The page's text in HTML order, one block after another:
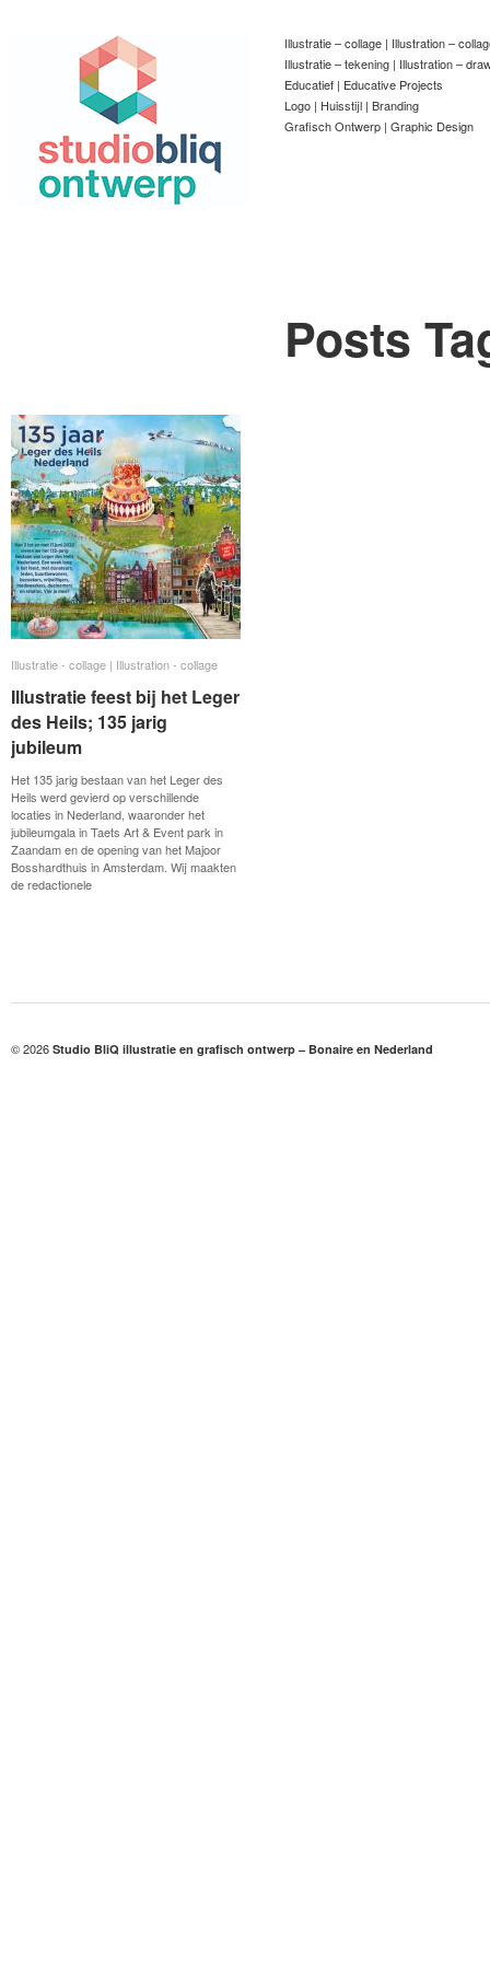
Illustratie – collage | Illustration –
Illustratie – tekening | Illustration –
Educatief | Educative Projects
Logo | Huisstijl | Branding
Grafisch Ontwerp | Graphic Design
Posts
Illustratie - collage | Illustration - collage
Illustratie feest bij het Leger
des Heils; 135 jarig
jubileum
Het 135 jarig bestaan van het Leger des
Heils werd gevierd op verschillende
locaties in Nederland, waaronder het
jubileumgala in Taets Art & Event park in
Zaandam en de opening van het Majoor
Bosshardthuis in Amsterdam. Wij maakten
de redactionele
Illustratie - collage | Illustration - collage
Illustratie feest bij het Leger
des Heils; 135 jarig
jubileum
© 2026 Studio BliQ illustratie en grafisch ontwerp – Bonaire en Nederland